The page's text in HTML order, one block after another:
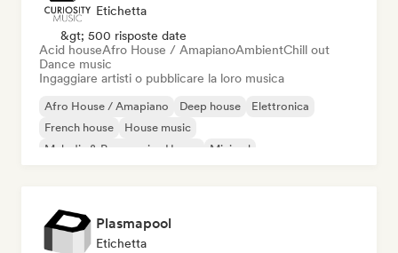
Etichetta
&gt; 500 risposte date
Acid houseAfro House / AmapianoAmbientChill out
Dance music
Ingaggiare artisti o pubblicare la loro musica
Afro House / Amapiano Deep house
Elettronica
French house
House music
Melodic & Progressive House
Minimal
Plasmapool
Etichetta